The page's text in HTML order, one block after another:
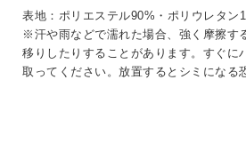
表地：ポリエステル90%・ポリウレタン
※汗や雨などで濡れた場合、強く摩擦す
移りしたりすることがあります。すぐに
取ってください。放置するとシミになる